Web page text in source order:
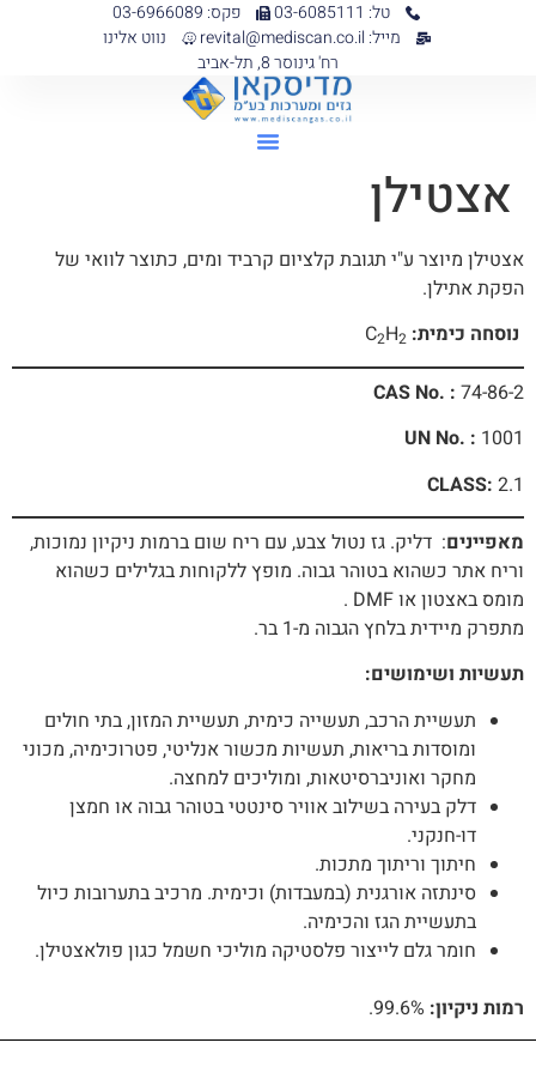
טל: 03-6085111
פקס: 03-6966089
מייל: revital@mediscan.co.il
נווט אלינו
רח' גינוסר 8, תל-אביב
אצטילן
אצטילן מיוצר ע"י תגובת קלציום קרביד ומים, כתוצר לוואי של
הפקת אתילן.
נוסחה כימית:
C2H2
CAS No. : 74-86-2
UN No. : 1001
CLASS: 2.1
מאפיינים: דליק. גז נטול צבע, עם ריח שום ברמות ניקיון נמוכות,
וריח אתר כשהוא בטוהר גבוה. מופץ ללקוחות בגלילים כשהוא
מומס באצטון או DMF .
מתפרק מיידית בלחץ הגבוה מ-1 בר.
תעשיות ושימושים:
תעשיית הרכב, תעשייה כימית, תעשיית המזון, בתי חולים
ומוסדות בריאות, תעשיות מכשור אנליטי, פטרוכימיה, מכוני
מחקר ואוניברסיטאות, ומוליכים למחצה.
דלק בעירה בשילוב אוויר סינטטי בטוהר גבוה או חמצן
דו-חנקני.
חיתוך וריתוך מתכות.
סינתזה אורגנית (במעבדות) וכימית. מרכיב בתערובות כיול
בתעשיית הגז והכימיה.
חומר גלם לייצור פלסטיקה מוליכי חשמל כגון פולאצטילן.
רמות ניקיון: 99.6%.